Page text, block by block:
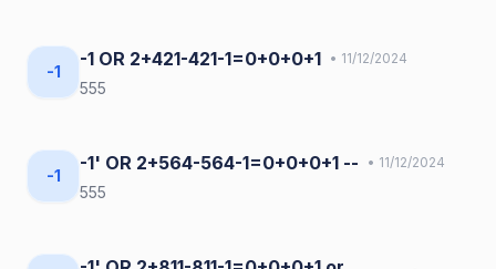
-1
-1 OR 2+421-421-1=0+0+0+1 • 11/12/2024
555
-1
-1' OR 2+564-564-1=0+0+0+1 -- • 11/12/2024
555